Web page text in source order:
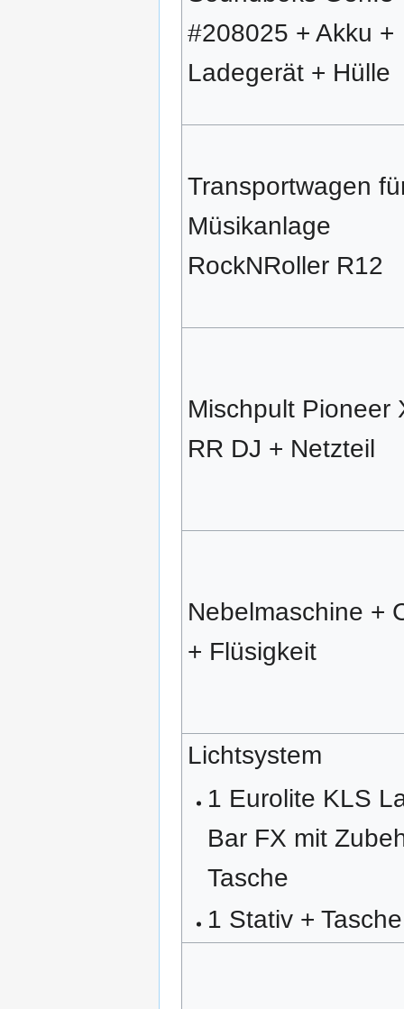
#208025 + Akku +
Ladegerät + Hülle
Transportwagen
Müsikanlage
RockNRoller R12
Mischpult Pioneer
RR DJ + Netzteil
Nebelmaschine +
+ Flüsigkeit
Lichtsystem
1 Eurolite KLS
Bar FX mit
Tasche
1 Stativ + Tasche